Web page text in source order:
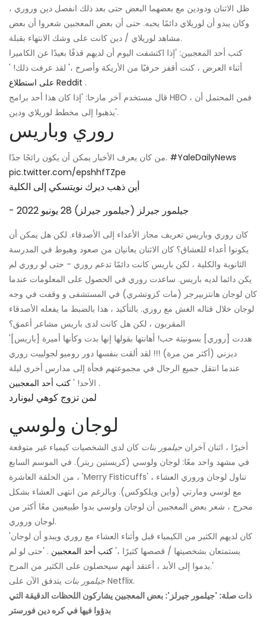
ظل الاثنان ودودين مع بعضهما البعض حتى بعد ذلك انفصل دين وروري ،
وكان يبدو أن لوريلاي دائمًا يحبه. حتى أن بعض المعجبين شعروا أن بعض
مشاهد لوريلاي / دين كانت على وشك الانتهاء بقبلة.
كتب أحد المعجبين: 'إذا اكتشفت اليوم أن لديهم قذفًا بعيدًا عن الكاميرا
أثناء العرض ، كنت أقفز حرفيًا من الأريكة وأصرخ ،' لقد عرفت ذلك! '
على استطلاع Reddit .
قال مستخدم آخر مازحا: 'إذا كان هذا أحد برامج HBO ، فمن المحتمل أن
يذهبوا إلى مخطط لوريلاي ودين'.
روري وباريس
من كان يعرف الأخبار يمكن أن يكون رائجًا جدًا. #YaleDailyNews
pic.twitter.com/epshhfTZpe
أين ذهب ديرك نويتسكي إلى الكلية
- جيلمور جيرلز (جيلمور جيرلز) 28 يونيو 2022
كان روري وباريس تعريف مجاز الأعداء إلى الأصدقاء. لكن هل يمكن أن
يكونوا أعداء للعشاق؟ كان الاثنان يعانيان من صعود وهبوط في المدرسة
الثانوية والكلية ، لكن باريس كانت دائمًا تدعم روري - حتى لو روري لم
يكن دائما لديه باريس. ساعدت روري في الحصول على المعلومات عندما
كان لوجان هانتزبيرجر (مات كزوتشري) في المستشفى و وقفت في وجه
لوجان خلال قتاله الغش مع روري. بالتأكيد ، هذا بالضبط ما يفعله الأصدقاء
المقربون ، لكن هل كانت لدى باريس مشاعر أعمق؟
'[باريس] هددت [روري] بسونيتة حب! أهانتها بقولها إنها بدت وكأنها أميرة
ديزني (أكثر من مرة) !!! لقد ألقت بنفسها دور روميو لجولييت روري
عندما انتقل جميع الرجال في مجموعتهم فجأة إلى مدارس أخرى ليلة
الأحد! ' كتب أحد المعجبين .
لمن تزوج كوهي ليونارد
لوجان ولوسي
أخيرًا ، اثنان آخران جيلمور بنات كان لدى الشخصيات كيمياء غير متوقعة
في مشهد واحد معًا: لوجان ولوسي (كريستين ريتر). في الموسم السابع
من الحلقة العاشرة ، 'Merry Fisticuffs' ، تناول لوجان وروري العشاء
مع لوسي ومارتي (واين ويلكوكس). وبالرغم من انتهى العشاء بشكل
محرج ، شعر بعض المعجبين أن لوجان ولوسي بدوا طبيعيين معًا أكثر من
لوجان وروري.
'كان لديهم الكثير من الكيمياء قبل وأثناء العشاء مع روري ويبدو أن لوجان
يستمتعان بشخصيتها / قصصها كثيرًا ،' كتب أحد المعجبين . 'حتى لو لم
يدموا إلى الأبد ، أعتقد أنهم سيحصلون على الكثير من المرح.'
جيلمور بنات يتدفق الآن على Netflix.
ذات صلة: 'جيلمور جيرلز': بعض المعجبين يشاركون اللحظات الدقيقة التي
بدؤوا فيها في كره دين فورستر